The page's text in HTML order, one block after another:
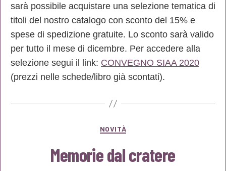
sarà possibile acquistare una selezione tematica di
titoli del nostro catalogo con sconto del 15% e
spese di spedizione gratuite. Lo sconto sarà valido
per tutto il mese di dicembre. Per accedere alla
selezione segui il link: CONVEGNO SIAA 2020
(prezzi nelle schede/libro già scontati).
Categorie
NOVITÀ
Memorie dal cratere